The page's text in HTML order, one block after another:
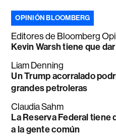
OPINIÓN BLOOMBERG
Editores de Bloomberg
Kevin Warsh tiene que
Liam Denning
Un Trump acorralado
grandes petroleras
Claudia Sahm
La Reserva Federal tiene
a la gente común